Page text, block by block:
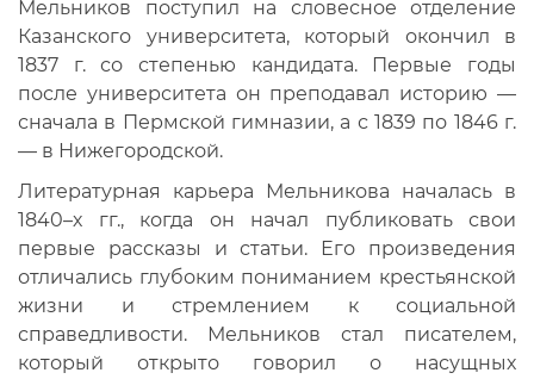
Мельников поступил на словесное отделение
Казанского университета, который окончил в
1837 г. со степенью кандидата. Первые годы
после университета он преподавал историю —
сначала в Пермской гимназии, а с 1839 по 1846 г.
— в Нижегородской.
Литературная карьера Мельникова началась в
1840–х гг., когда он начал публиковать свои
первые рассказы и статьи. Его произведения
отличались глубоким пониманием крестьянской
жизни и стремлением к социальной
справедливости. Мельников стал писателем,
который открыто говорил о насущных